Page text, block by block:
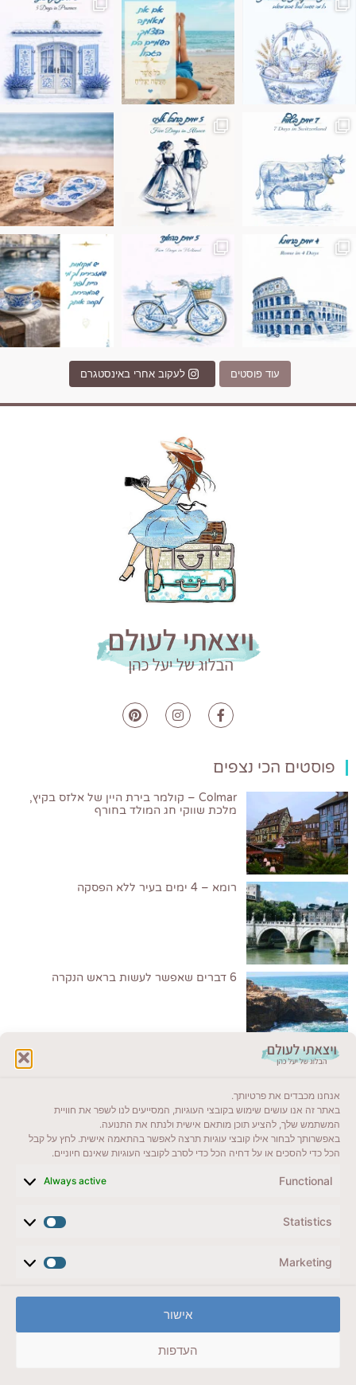
אנחנו מכבדים את פרטיותך.
באתר זה אנו עושים שימוש בקובצי העוגיות, המסייעים לנו לשפר את חוויית
המשתמש שלך, להציע תוכן מותאם אישית ולנתח את התנועה.
באפשרותך לבחור אילו קובצי עוגיות תרצה לאפשר בהתאמה אישית. לחץ על קבל
הכל כדי להסכים או על דחיה הכל כדי לסרב לקובצי העוגיות שאינם חיוניים.
Functional
Always active
Statistics
Marketing
אישור
העדפות
בחבל אלזס צרפת
בחופשה שבו הכל נהיה פשוט יותר. החול, הי
Instagram post
Instagram post 17994326828955248
עוד פוסטים לעקוב אחרי באינסטגרם
פוסטים הכי נצפים
Colmar – קולמר בירת היין של אלזס בקיץ,
מלכת שווקי חג המולד בחורף
רומא – 4 ימים בעיר ללא הפסקה
6 דברים שאפשר לעשות בראש הנקרה
ייעדים מומלצים
מדריכים ועזרים
לשליחת הודעת וואטסאפ
veyatsati.laolam@gmail.com
מדיניות פרטיות // תנאי שימוש באתר